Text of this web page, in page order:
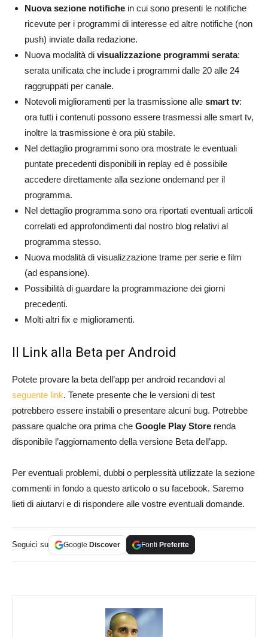
Nuova sezione notifiche in cui sono presenti le notifiche
ricevute per i programmi di interesse ed altre notifiche (non
push) inviate dalla redazione.
Nuova modalità di visualizzazione programmi serata:
serata unificata che include i programmi dalle 20 alle 24
raggruppati per canale.
Notevoli miglioramenti per la trasmissione alle smart tv:
ora tutti i contenuti possono essere trasmessi alle smart tv,
inoltre la trasmissione è ora più stabile.
Nel dettaglio programmi sono ora mostrate le eventuali
puntate precedenti disponibili in replay ed è possibile
accedere direttamente alla sezione ondemand per il
programma.
Nel dettaglio programma sono ora riportati eventuali articoli
correlati ed approfondimenti dal nostro blog relativi al
programma stesso.
Nuova modalità di visualizzazione trame per serie e film
(ad espansione).
Possibilità di guardare la programmazione dei giorni
precedenti.
Molti altri fix e miglioramenti.
Il Link alla Beta per Android
Potete provare la beta dell’app per android recandovi al
seguente link. Tenete presente che le versioni di test
potrebbero essere instabili o presentare alcuni bug. Potrebbe
passare qualche ora prima che Google Play Store renda
disponibile l’aggiornamento della versione Beta dell’app.
Per eventuali problemi, dubbi o perplessità utilizzate la sezione
commenti in fondo a questo articolo o su facebook. Saremo
lieti di aiutarvi e di rispondere alle vostre eventuali domande.
Seguici su Google Discover Fonti Preferite